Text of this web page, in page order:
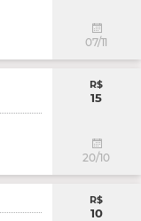
07/11
R$
15
20/10
R$
10